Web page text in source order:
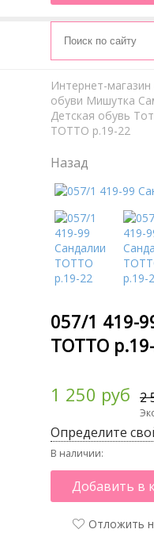
Интернет-
обуви Мишутка
Детская обувь
ТОТТО р.19-22
Назад
057/1 419-
ТОТТО
1 250 руб 2
Определите
В наличии:
Добавить в
Отложить